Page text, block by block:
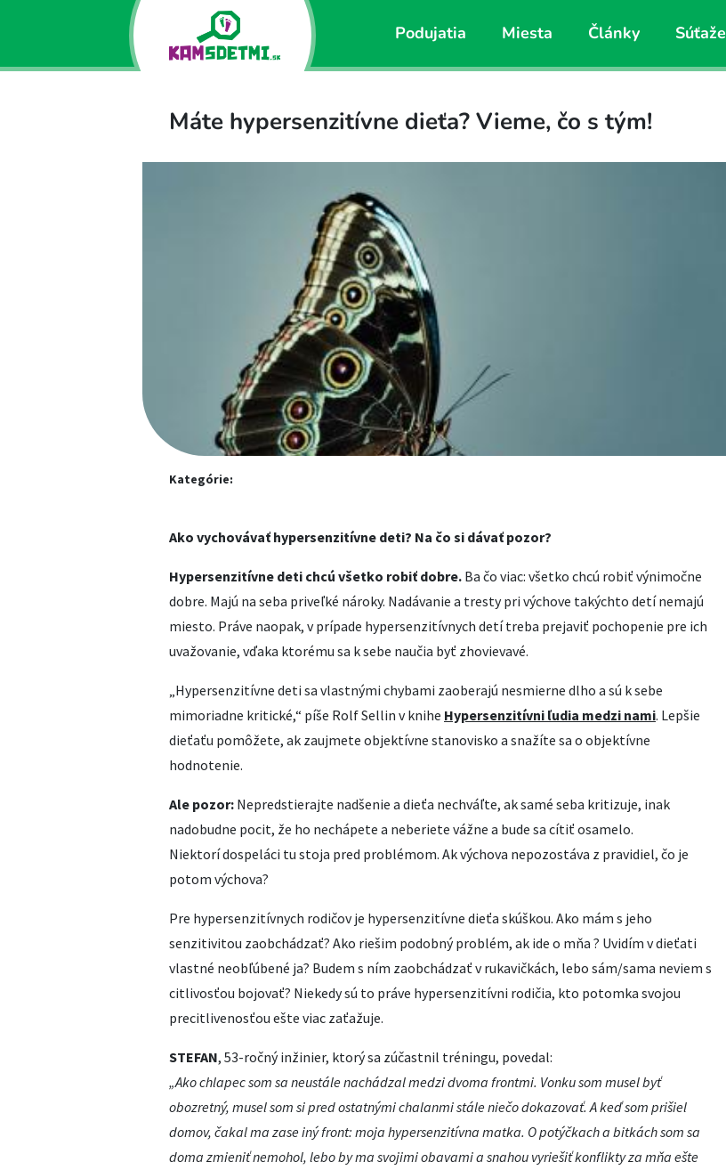
Podujatia Miesta Články Súťaže
Máte hypersenzitívne dieťa? Vieme, čo s tým!
Kategórie:
Ako vychovávať hypersenzitívne deti? Na čo si dávať pozor?
Hypersenzitívne deti chcú všetko robiť dobre. Ba čo viac: všetko chcú robiť výnimočne
dobre. Majú na seba priveľké nároky. Nadávanie a tresty pri výchove takýchto detí nemajú
miesto. Práve naopak, v prípade hypersenzitívnych detí treba prejaviť pochopenie pre ich
uvažovanie, vďaka ktorému sa k sebe naučia byť zhovievavé.
„Hypersenzitívne deti sa vlastnými chybami zaoberajú nesmierne dlho a sú k sebe
mimoriadne kritické,“ píše Rolf Sellin v knihe Hypersenzitívni ľudia medzi nami. Lepšie
dieťaťu pomôžete, ak zaujmete objektívne stanovisko a snažíte sa o objektívne
hodnotenie.
Ale pozor: Nepredstierajte nadšenie a dieťa nechváľte, ak samé seba kritizuje, inak
nadobudne pocit, že ho nechápete a neberiete vážne a bude sa cítiť osamelo.
Niektorí dospeláci tu stoja pred problémom. Ak výchova nepozostáva z pravidiel, čo je
potom výchova?
Pre hypersenzitívnych rodičov je hypersenzitívne dieťa skúškou. Ako mám s jeho
senzitivitou zaobchádzať? Ako riešim podobný problém, ak ide o mňa ? Uvidím v dieťati
vlastné neobľúbené ja? Budem s ním zaobchádzať v rukavičkách, lebo sám/sama neviem s
citlivosťou bojovať? Niekedy sú to práve hypersenzitívni rodičia, kto potomka svojou
precitlivenosťou ešte viac zaťažuje.
STEFAN, 53-ročný inžinier, ktorý sa zúčastnil tréningu, povedal:
„Ako chlapec som sa neustále nachádzal medzi dvoma frontmi. Vonku som musel byť
obozretný, musel som si pred ostatnými chalanmi stále niečo dokazovať. A keď som prišiel
domov, čakal ma zase iný front: moja hypersenzitívna matka. O potýčkach a bitkách som sa
doma zmieniť nemohol, lebo by ma svojimi obavami a snahou vyriešiť konflikty za mňa ešte